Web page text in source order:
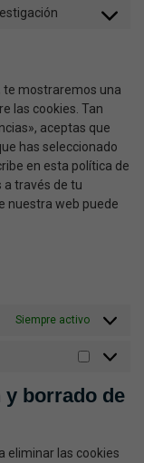
te mostraremos una
las cookies. Tan
aceptas que
has seleccionado
en esta política de
a través de tu
nuestra web puede
Siempre activo
borrado de
eliminar las cookies